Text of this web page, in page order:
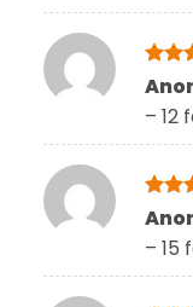
– 12
– 15